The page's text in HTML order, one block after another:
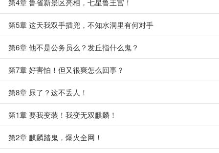
第4章 鲁省新景区亮相，七星鲁王宫！
第5章 这天我双手插兜，不知水洞里有何对手
第6章 他不是公务员么？发丘指什么鬼？
第7章 好害怕！但又很爽怎么回事？
第8章 尿了？这不丢人！
第1章 要我变装！我变无双麒麟！
第2章 麒麟踏鬼，爆火全网！